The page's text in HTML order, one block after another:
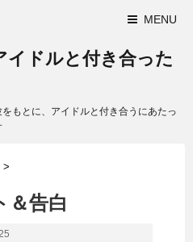
MENU
イドルと付き合った
もとに、アイドルと付き合うにあたっ
>
＆告白